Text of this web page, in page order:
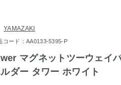
YAMAZAKI
コード：AA0133-5395-P
マグネットツーウェイ
ダー タワー ホワイト